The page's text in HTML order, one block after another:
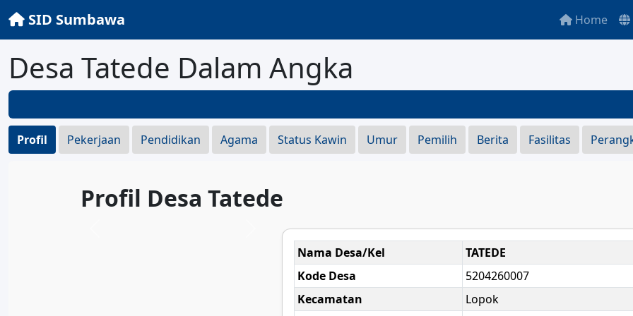
SID Sumbawa Home
Desa Tatede Dalam Angka
Profil Pekerjaan Pendidikan Agama Status Kawin Umur Pemilih Berita Fasilitas
Profil Desa Tatede
Nama Desa/Kel
TATEDE
Kode Desa
5204260007
Kecamatan
Lopok